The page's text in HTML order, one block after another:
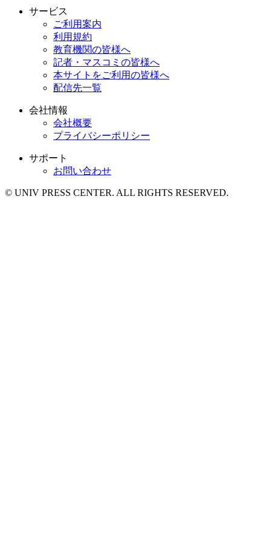
サービス
ご利用案内
利用規約
教育機関の皆様へ
記者・マスコミの皆様へ
本サイトをご利用の皆様へ
配信先一覧
会社情報
会社概要
プライバシーポリシー
サポート
お問い合わせ
© UNIV PRESS CENTER. ALL RIGHTS RESERVED.